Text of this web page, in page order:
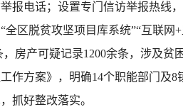
报电话；设置专门信访举报热线
区脱贫攻坚项目库系统”“互联
房产可疑记录1200余条，涉及
作方案》，明确14个职能部门及
抓好整改落实。